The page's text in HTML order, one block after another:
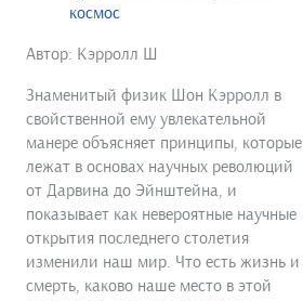
космос
Автор: Кэрролл Ш
Знаменитый физик Шон Кэрролл в
свойственной ему увлекательной
манере объясняет принципы, которые
лежат в основах научных революций
от Дарвина до Эйнштейна, и
показывает как невероятные научные
открытия последнего столетия
изменили наш мир. Что есть жизнь и
смерть, каково наше место в этой